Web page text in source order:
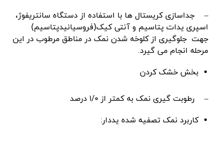
– جداسازی کریستال ها با استفاده از دستگاه سانتریفوژ،
اسپری یدات پتاسیم و آنتی کیک(فروسیانیدپتاسیم)
جهت جلوگیری از کلوخه شدن نمک در مناطق مرطوب در این
مرحله انجام می گیرد.
بخش خشک کردن
– رطوبت گیری نمک به کمتر از ۱/۰ درصد
کاربرد نمک تصفیه شده یددار: